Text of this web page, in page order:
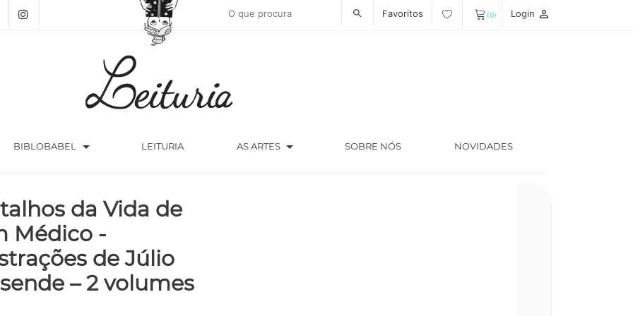
search Favoritos (0) Login person_outline
BIBLOBABEL arrow_drop_down LEITURIA AS ARTES arrow_drop_down SOBRE NÓS NOVIDADES
da Vida de
Médico -
de Júlio
– 2 volumes